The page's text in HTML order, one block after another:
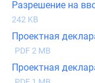
Разрешение на
242 KB
Проектная
PDF 2 MB
Проектная